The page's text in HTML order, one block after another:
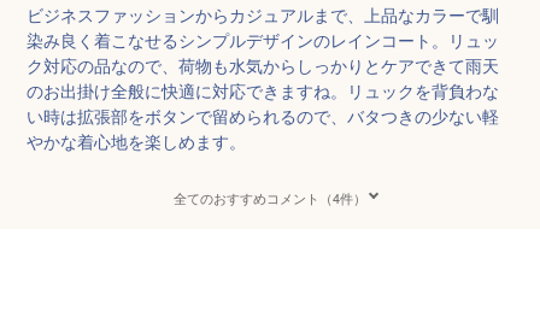
ビジネスファッションからカジュアルまで、上品なカラーで馴
染み良く着こなせるシンプルデザインのレインコート。リュッ
ク対応の品なので、荷物も水気からしっかりとケアできて雨天
のお出掛け全般に快適に対応できますね。リュックを背負わな
い時は拡張部をボタンで留められるので、バタつきの少ない軽
やかな着心地を楽しめます。
全てのおすすめコメント（4件）